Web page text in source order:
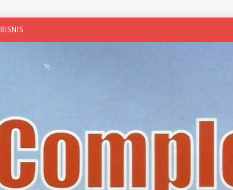
BISNIS
Berkelanjutan
Menu Sehat
Kenalkan Sosmocaf